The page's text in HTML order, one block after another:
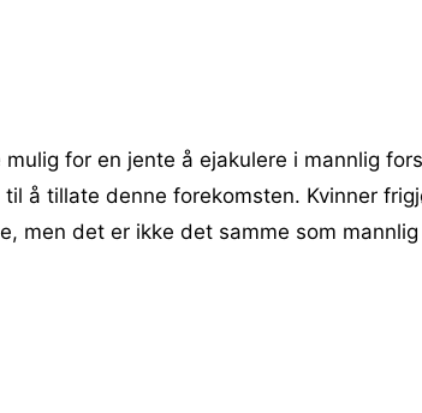
mulig for en jente å ejakulere i mannlig
til å tillate denne forekomsten. Kvinner
men det er ikke det samme som